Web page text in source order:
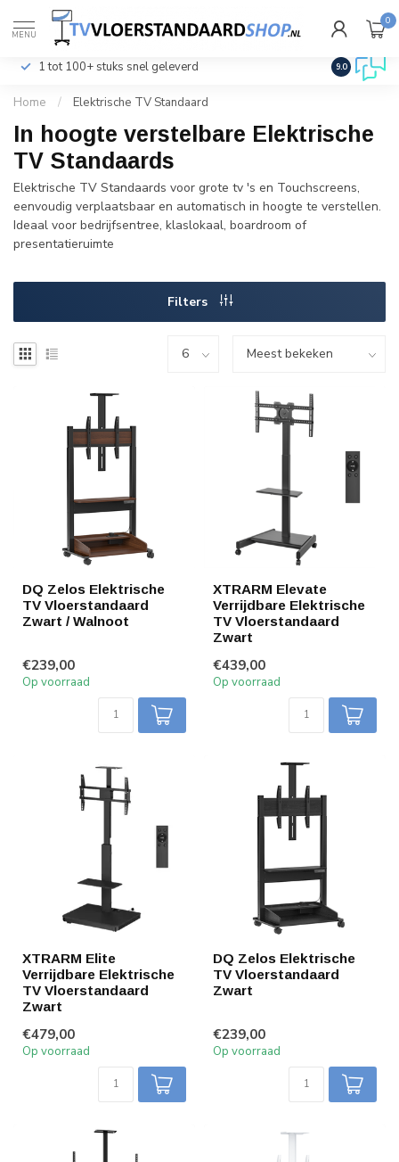
MENU
0
Incl. btw
1 tot 100+ stuks snel geleverd 9.0
Home / Elektrische TV Standaard
In hoogte verstelbare Elektrische
TV Standaards
Elektrische TV Standaards voor grote tv 's en Touchscreens,
eenvoudig verplaatsbaar en automatisch in hoogte te verstellen.
Ideaal voor bedrijfsentree, klaslokaal, boardroom of
presentatieruimte
Filters
DQ Zelos Elektrische
TV Vloerstandaard
Zwart / Walnoot
€239,00
Op voorraad
XTRARM Elevate
Verrijdbare Elektrische
TV Vloerstandaard
Zwart
€439,00
Op voorraad
XTRARM Elite
Verrijdbare Elektrische
TV Vloerstandaard
Zwart
€479,00
Op voorraad
DQ Zelos Elektrische
TV Vloerstandaard
Zwart
€239,00
Op voorraad